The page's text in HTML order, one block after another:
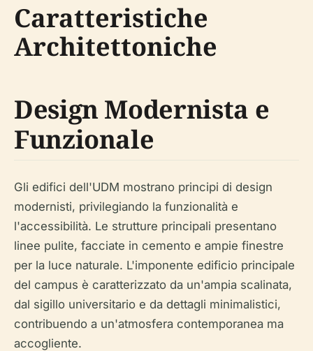
Caratteristiche
Architettoniche
Design Modernista e
Funzionale
Gli edifici dell'UDM mostrano principi di design
modernisti, privilegiando la funzionalità e
l'accessibilità. Le strutture principali presentano
linee pulite, facciate in cemento e ampie finestre
per la luce naturale. L'imponente edificio principale
del campus è caratterizzato da un'ampia scalinata,
dal sigillo universitario e da dettagli minimalistici,
contribuendo a un'atmosfera contemporanea ma
accogliente.